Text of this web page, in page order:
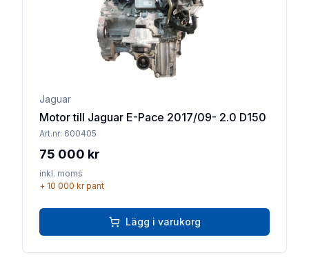
Jaguar
Motor till Jaguar E-Pace 2017/09- 2.0 D150
Art.nr: 600405
75 000 kr
inkl. moms
+ 10 000 krpant
Lägg i varukorg